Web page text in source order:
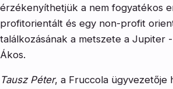
érzékenyíthetjük a nem fogyatékos
profitorientált és egy non-profit
találkozásának a metszete a Jupiter
Ákos.
Tausz Péter, a Fruccola ügyvezetője